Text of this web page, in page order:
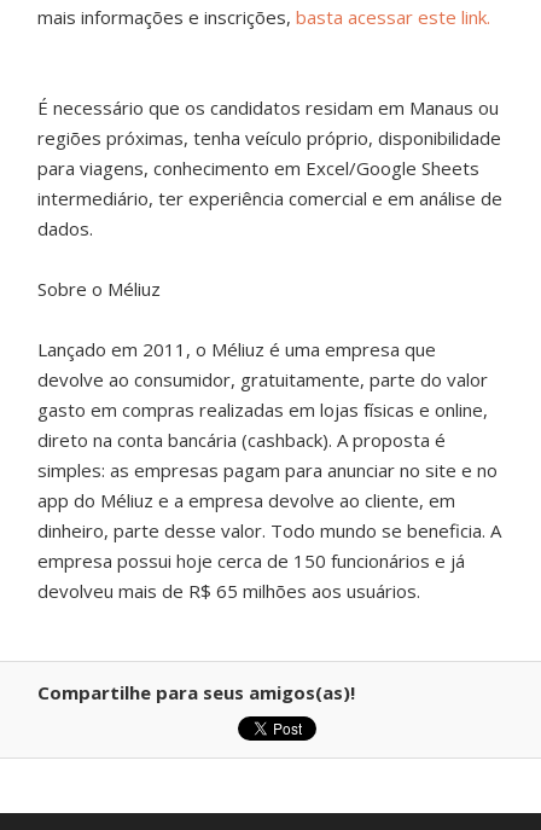
mais informações e inscrições,basta acessar este link.
É necessário que os candidatos residam em Manaus ou
regiões próximas, tenha veículo próprio, disponibilidade
para viagens, conhecimento em Excel/Google Sheets
intermediário, ter experiência comercial e em análise de
dados.
Sobre o Méliuz
Lançado em 2011, o Méliuz é uma empresa que
devolve ao consumidor, gratuitamente, parte do valor
gasto em compras realizadas em lojas físicas e online,
direto na conta bancária (cashback). A proposta é
simples: as empresas pagam para anunciar no site e no
app do Méliuz e a empresa devolve ao cliente, em
dinheiro, parte desse valor. Todo mundo se beneficia. A
empresa possui hoje cerca de 150 funcionários e já
devolveu mais de R$ 65 milhões aos usuários.
Compartilhe para seus amigos(as)!